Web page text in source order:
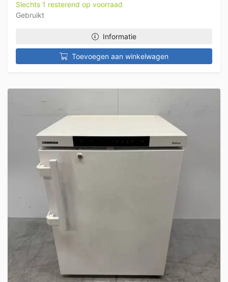
Slechts 1 resterend op voorraad
Gebruikt
Informatie
Toevoegen aan winkelwagen